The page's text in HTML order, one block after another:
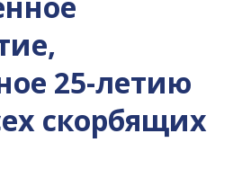
25-летию
скорбящих